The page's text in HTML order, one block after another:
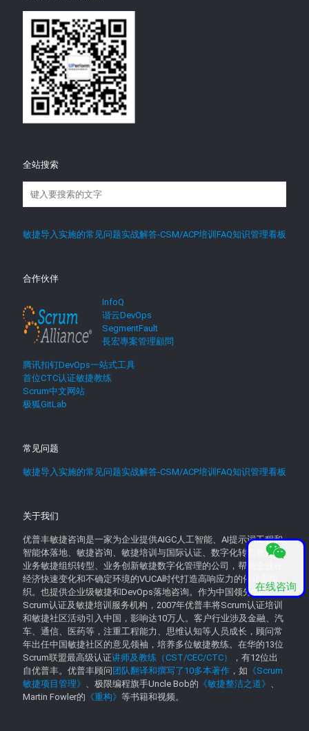
全站搜索
敏捷导入实施的常见问题实战解答-CSM/ACP培训FAQ知识管理看板
合作伙伴
InfoQ
谐云DevOps
SegmentFault
長宏專案管理顧問
腾讯扣钉DevOps一站式工具
首位CTC认证敏捷教练
Scrum中文网站
极狐GitLab
常见问题
敏捷导入实施的常见问题实战解答-CSM/ACP培训FAQ知识管理看板
关于我们
优普丰敏捷咨询是一家为企业提供AIGC人工智能、AI提示词工程和
智能体落地、敏捷咨询、敏捷培训与国际认证、数字化转型教育、
业务敏捷组织转型、业务创新敏捷数字化管理的公司，帮助企业在
经济快速变化和不确定环境的VUCA时代打造高响应力的催化型组
织。也提供企业级敏捷和DevOps落地咨询。作为中国领先的
Scrum认证及敏捷培训服务机构，2007年优普丰将Scrum认证培训
和敏捷社区活动引入中国，影响达10万人。客户行业涉及金融、汽
车、通信、医药等，注重工程能力、思维认知等人员成长，顾问常
年出任中国敏捷社区的意见领袖，培养多位敏捷教练。在华的13位
Scrum联盟最高级认证讲师及教练（CST/CEC/CTC）
，有12位出
自优普丰。优普丰顾问 团队翻译和撰写了10多本著作 ，如 《Scrum
敏捷项目管理》
、极限编程旗手Uncle Bob的 《敏捷整洁之道》
Martin Fowler的 《重构》 等书籍和视频。
在线咨询